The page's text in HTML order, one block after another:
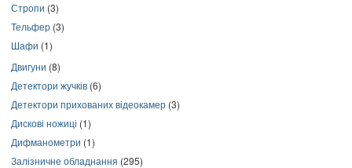
Стропи (3)
Тельфер (3)
Шафи (1)
Двигуни (8)
Детектори жучків (6)
Детектори прихованих відеокамер (3)
Дискові ножиці (1)
Дифманометри (1)
Залізничне обладнання (295)